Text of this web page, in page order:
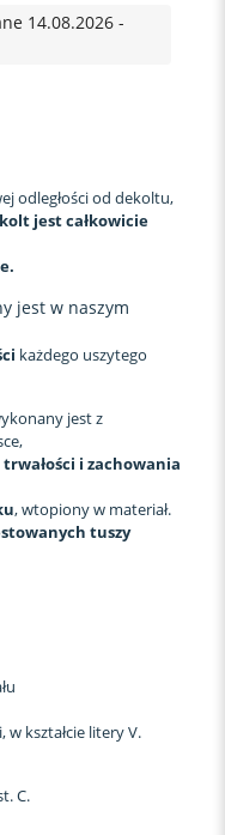
14.08.2026 -
odległości od dekoltu,
jest całkowicie
jest w naszym
każdego uszytego
jest z
i zachowania
, wtopiony w materiał.
tuszy
w kształcie litery V.
C.